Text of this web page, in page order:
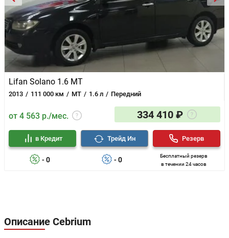
Lifan Solano 1.6 MT
2013 111 000 км MT 1.6 л Передний
от 4 563 р./мес. 334 410 ₽
- 0
в Кредит
- 0
Трейд Ин
Бесплатный резерв
в течении 24 часов
Резерв
Описание Cebrium